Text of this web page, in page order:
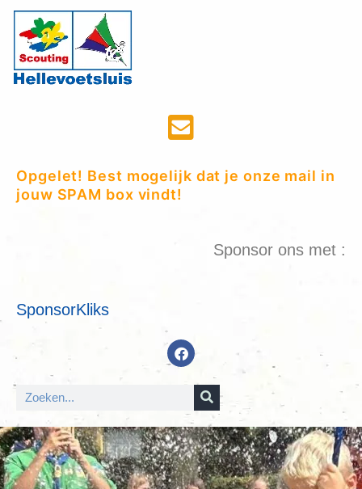
Opgelet! Best mogelijk dat je onze mail in
jouw SPAM box vindt!
Sponsor ons met :
SponsorKliks